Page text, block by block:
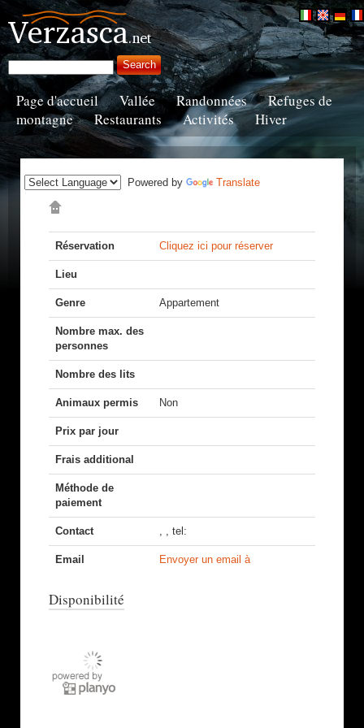
Page d'accueil Vallée Randonnées
Refuges de
montagne
Restaurants Activités Hiver
Powered by Translate
Réservation Cliquez ici pour réserver
Lieu
Genre Appartement
Nombre max. des
personnes
Nombre des lits
Animaux permis Non
Prix par jour
Frais additional
Méthode de
paiement
Contact , , tel:
Email Envoyer un email à
Disponibilité